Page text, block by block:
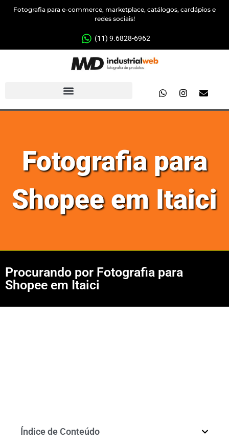
Fotografia para e-commerce, marketplace, catálogos, cardápios e
redes sociais!
(11) 9.6828-6962
Fotografia para
Shopee em Itaici
Procurando por Fotografia para
Shopee em Itaici
Índice de Conteúdo